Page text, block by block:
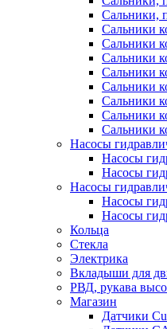
Сальники,
Сальники
Сальники
Сальники
Сальники
Сальники
Сальники
Сальники
Сальники
Насосы
Насосы
Насосы
Насосы
Насосы
Насосы
Кольца
Стекла
Электрика
Вкладыши для
РВД, рукава
Магазин
Датчики